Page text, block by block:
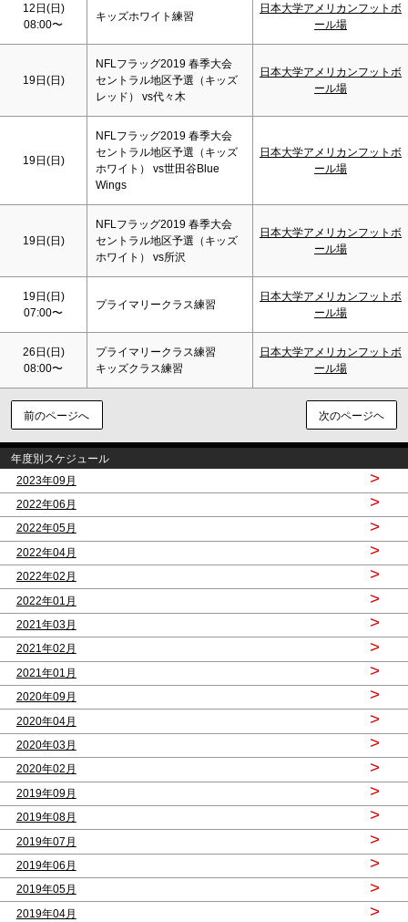
12日(日)
08:00〜
キッズホワイト練習
日本大学アメリカンフットボ
ール場
19日(日)
NFLフラッグ2019 春季大会
セントラル地区予選（キッズ
レッド） vs代々木
日本大学アメリカンフットボ
ール場
19日(日)
NFLフラッグ2019 春季大会
セントラル地区予選（キッズ
ホワイト） vs世田谷Blue
Wings
日本大学アメリカンフットボ
ール場
19日(日)
NFLフラッグ2019 春季大会
セントラル地区予選（キッズ
ホワイト） vs所沢
日本大学アメリカンフットボ
ール場
19日(日)
07:00〜
プライマリークラス練習
日本大学アメリカンフットボ
ール場
26日(日)
08:00〜
プライマリークラス練習
キッズクラス練習
日本大学アメリカンフットボ
ール場
前のページへ 次のページヘ
年度別スケジュール
2023年09月
>
2022年06月 >
2022年05月 >
2022年04月 >
2022年02月 >
2022年01月 >
2021年03月 >
2021年02月 >
2021年01月 >
2020年09月 >
2020年04月 >
2020年03月 >
2020年02月 >
2019年09月 >
2019年08月 >
2019年07月 >
2019年06月 >
2019年05月 >
2019年04月 >